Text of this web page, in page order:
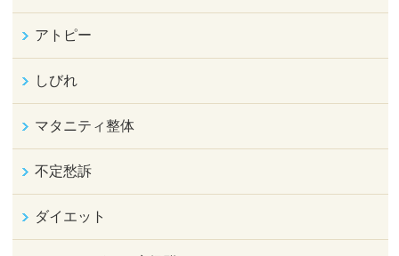
アトピー
しびれ
マタニティ整体
不定愁訴
ダイエット